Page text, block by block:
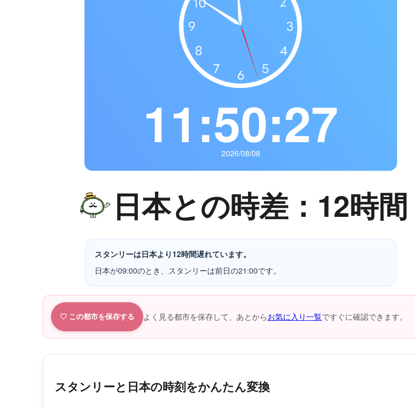
11:50:28
2026/08/08
日本との時差：12時間
スタンリーは日本より12時間遅れています。
日本が09:00のとき、スタンリーは前日の21:00です。
♡ この都市を保存する よく見る都市を保存して、あとからお気に入り一覧ですぐに確認できます。
スタンリーと日本の時刻をかんたん変換